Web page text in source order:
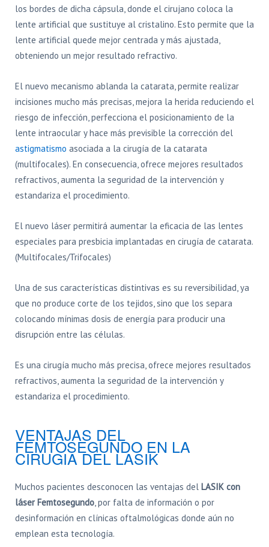
los bordes de dicha cápsula, donde el cirujano coloca la
lente artificial que sustituye al cristalino. Esto permite que la
lente artificial quede mejor centrada y más ajustada,
obteniendo un mejor resultado refractivo.
El nuevo mecanismo ablanda la catarata, permite realizar
incisiones mucho más precisas, mejora la herida reduciendo el
riesgo de infección, perfecciona el posicionamiento de la
lente intraocular y hace más previsible la corrección del
astigmatismo asociada a la cirugía de la catarata
(multifocales). En consecuencia, ofrece mejores resultados
refractivos, aumenta la seguridad de la intervención y
estandariza el procedimiento.
El nuevo láser permitirá aumentar la eficacia de las lentes
especiales para presbicia implantadas en cirugía de catarata.
(Multifocales/Trifocales)
Una de sus características distintivas es su reversibilidad, ya
que no produce corte de los tejidos, sino que los separa
colocando mínimas dosis de energía para producir una
disrupción entre las células.
Es una cirugía mucho más precisa, ofrece mejores resultados
refractivos, aumenta la seguridad de la intervención y
estandariza el procedimiento.
VENTAJAS DEL
FEMTOSEGUNDO EN LA
CIRUGIA DEL LASIK
Muchos pacientes desconocen las ventajas del LASIK con
láser Femtosegundo, por falta de información o por
desinformación en clínicas oftalmológicas donde aún no
emplean esta tecnología.